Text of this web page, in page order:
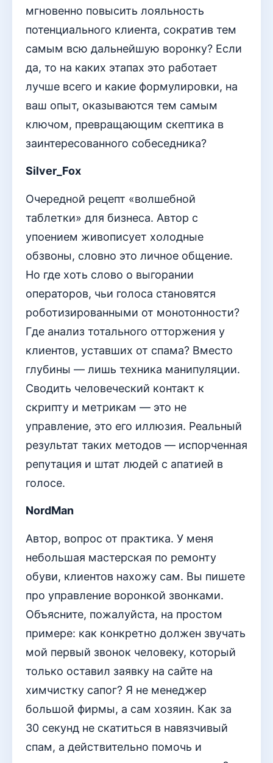
мгновенно повысить лояльность
потенциального клиента, сократив тем
самым всю дальнейшую воронку? Если
да, то на каких этапах это работает
лучше всего и какие формулировки, на
ваш опыт, оказываются тем самым
ключом, превращающим скептика в
заинтересованного собеседника?
Silver_Fox
Очередной рецепт «волшебной
таблетки» для бизнеса. Автор с
упоением живописует холодные
обзвоны, словно это личное общение.
Но где хоть слово о выгорании
операторов, чьи голоса становятся
роботизированными от монотонности?
Где анализ тотального отторжения у
клиентов, уставших от спама? Вместо
глубины — лишь техника манипуляции.
Сводить человеческий контакт к
скрипту и метрикам — это не
управление, это его иллюзия. Реальный
результат таких методов — испорченная
репутация и штат людей с апатией в
голосе.
NordMan
Автор, вопрос от практика. У меня
небольшая мастерская по ремонту
обуви, клиентов нахожу сам. Вы пишете
про управление воронкой звонками.
Объясните, пожалуйста, на простом
примере: как конкретно должен звучать
мой первый звонок человеку, который
только оставил заявку на сайте на
химчистку сапог? Я не менеджер
большой фирмы, а сам хозяин. Как за
30 секунд не скатиться в навязчивый
спам, а действительно помочь и